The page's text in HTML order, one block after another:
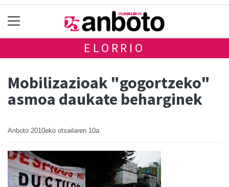
ELORRIO
Mobilizazioak "gogortzeko"
asmoa daukate beharginek
Anboto 2010eko otsailaren 10a